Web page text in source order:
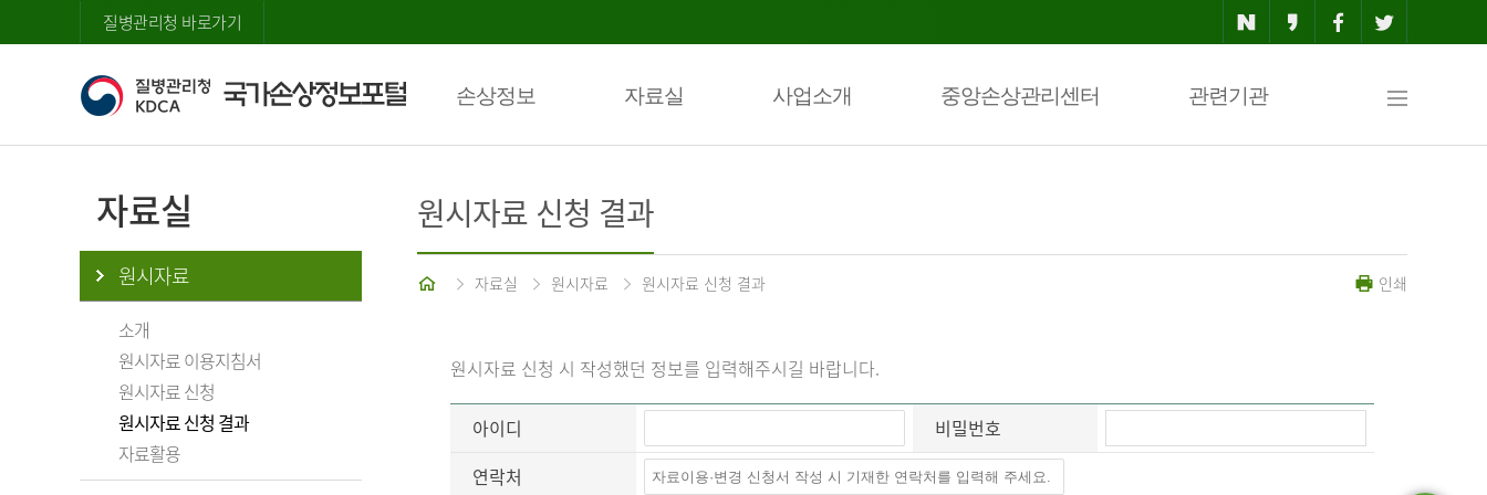
질병관리청 바로가기
손상정보 자료실 사업소개 중앙손상관리센터 관련기관
자료실
원시자료
소개
원시자료 이용지침서
원시자료 신청
원시자료 신청 결과
자료활용
원시자료 신청 결과
홈 자료실 원시자료 원시자료 신청 결과 인쇄
원시자료 신청 시 작성했던 정보를 입력해주시길 바랍니다.
아이디
비밀번호
연락처